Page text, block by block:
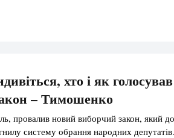
хто і як голосував
– Тимошенко
провалив новий виборчий закон, який
систему обрання народних депутатів.